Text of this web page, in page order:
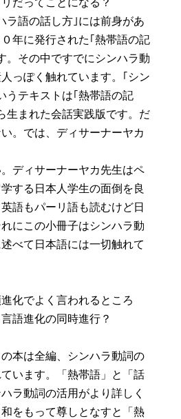
だってことになる？
語の話し方｣には前身があ
年に発行された｢熱帯語の記
。その中ですでにシンハラ動
っぽく触れています。｢シン
うテキストは｢熱帯語の記
生まれた会話実践版です。だ
。では、ディサーナーヤカ
ディサーナーヤカ先生はペ
する日本人学生の面倒を良
語もパーリ語も読むけど日
にこの小冊子はシンハラ動
べて日本語には一切触れて
化でよく言われるところ
語進化の同時進行？
本は全編、シンハラ動詞の
います。「熱帯語」と「話
ラ動詞の活用がより詳しく
をもって尊しとなすと「熱